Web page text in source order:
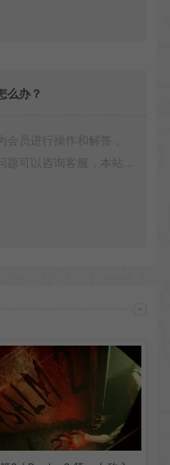
么办？
员进行操作和解答，
可以咨询客服，本站